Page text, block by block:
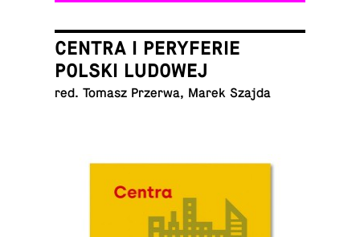
CENTRA I PERYFERIE
POLSKI LUDOWEJ
red. Tomasz Przerwa, Marek Szajda